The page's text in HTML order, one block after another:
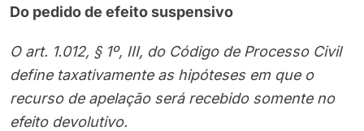
Do pedido de efeito suspensivo
O art. 1.012, § 1º, III, do Código de Processo Civil
define taxativamente as hipóteses em que o
recurso de apelação será recebido somente no
efeito devolutivo.